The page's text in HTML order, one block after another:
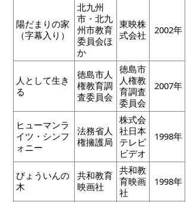
陽だまりの家
（字幕入り）
北九州
市・北九
州市教育
委員会ほ
か
東映株
式会社
2002年
人として生き
る
徳島市人
権教育調
査委員会
徳島市
人権教
育調査
委員会
2007年
ヒューマンラ
イツ・シンフ
ォニー
法務省人
権擁護局
株式会
社日本
テレビ
ビデオ
1998年
びょういんの
木
共和教育
映画社
共和教
育映画
社
1998年